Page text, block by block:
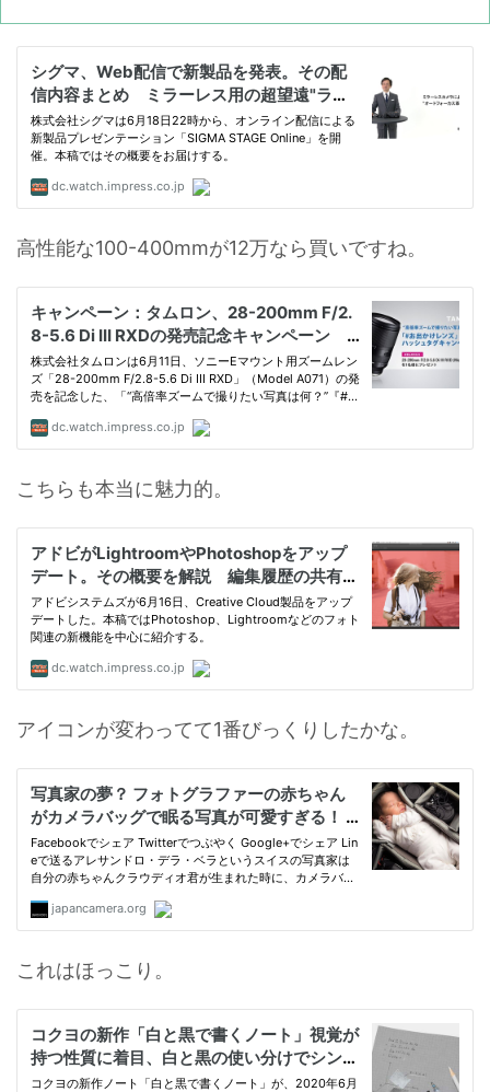
高性能な100-400mmが12万なら買いですね。
こちらも本当に魅力的。
アイコンが変わってて1番びっくりしたかな。
これはほっこり。